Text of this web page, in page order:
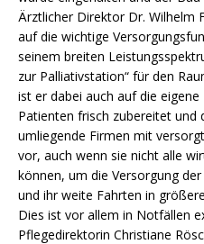
Ärztlicher Direktor Dr. Wilhelm
auf die wichtige
seinem breiten
zur Palliativstation“ für den
ist er dabei auch auf die
Patienten frisch zubereitet und
umliegende Firmen mit
vor, auch wenn sie nicht alle
können, um die Versorgung
und ihr weite Fahrten in
Dies ist vor allem in Notfällen
Pflegedirektorin Christiane